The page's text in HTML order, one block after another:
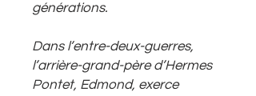
générations.
Dans l’entre-deux-guerres,
l’arrière-grand-père d’Hermes
Pontet, Edmond, exerce